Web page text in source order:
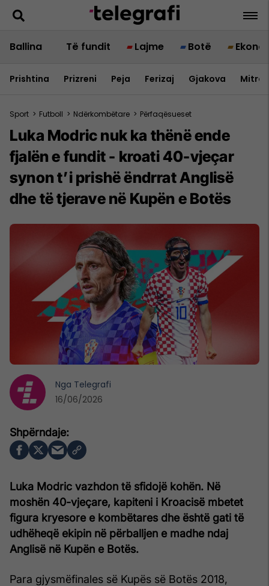
Ballina Të fundit Lajme Botë
Prishtina Prizreni Peja Ferizaj Gjakova
Sport > Futboll > Ndërkombëtare > Përfaqësueset
Luka Modric nuk ka thënë ende
fjalën e fundit - kroati 40-vjeçar
synon t’i prishë ëndrrat Anglisë
dhe të tjerave në Kupën e Botës
Luka Modric vazhdon të sfidojë kohën. Në
moshën 40-vjeçare, kapiteni i Kroacisë mbetet
figura kryesore e kombëtares dhe është gati të
udhëheqë ekipin në përballjen e madhe ndaj
Anglisë në Kupën e Botës.
Para gjysmëfinales së Kupës së Botës 2018,
Nga Telegrafi
16/06/2026